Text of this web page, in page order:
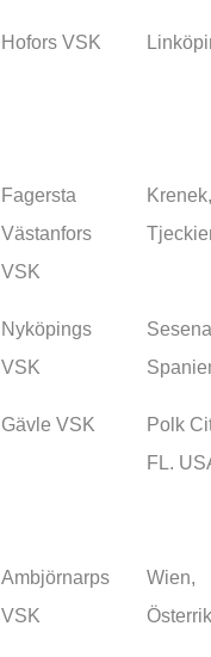
Hofors VSK
Fagersta
Västanfors
VSK
Krenek,
Nyköpings
VSK
Gävle VSK
Polk
FL.
Ambjörnarps
VSK
Wien,